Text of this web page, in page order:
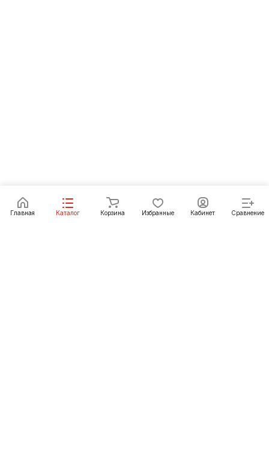
Главная Каталог Корзина Избранные Кабинет Сравнение